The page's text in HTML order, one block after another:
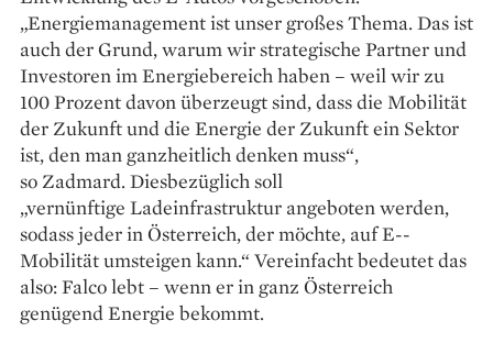
„Energiemanagement ist unser großes Thema. Das ist
auch der Grund, warum wir strategische Partner und
Investoren im Energie­bereich haben – weil wir zu
100 Prozent davon überzeugt sind, dass die Mobilität
der Zukunft und die Energie der Zukunft ein Sektor
ist, den man ganzheitlich denken muss“,
so Zadmard. Diesbezüglich soll
„vernünftige Ladeinfrastruktur angeboten werden,
sodass jeder in ­Österreich, der möchte, auf E-­
Mobilität umsteigen kann.“ Vereinfacht bedeutet das
also: Falco lebt – wenn er in ganz Österreich
genügend Energie bekommt.